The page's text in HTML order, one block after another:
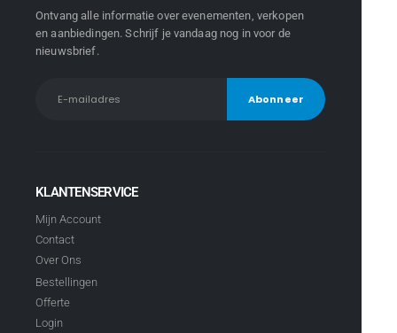
Ontvang alle informatie over evenementen, verkopen
en aanbiedingen. Schrijf je vandaag nog in voor de
nieuwsbrief.
KLANTENSERVICE
Mijn Account
Contact
Over Ons
Bestellingen
Offerte
Login